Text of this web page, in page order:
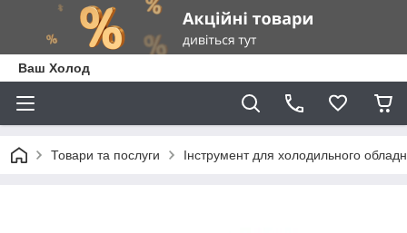
Ваш Холод
Товари та послуги Інструмент для холодильного